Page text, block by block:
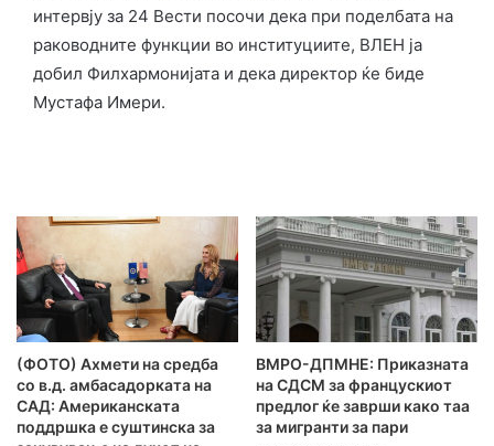
интервју за 24 Вести посочи дека при поделбата на
раководните функции во институциите, ВЛЕН ја
добил Филхармонијата и дека директор ќе биде
Мустафа Имери.
(ФОТО) Ахмети на средба
со в.д. амбасадорката на
САД: Американската
поддршка е суштинска за
ВМРО-ДПМНЕ: Приказната
на СДСМ за францускиот
предлог ќе заврши како таа
за мигранти за пари